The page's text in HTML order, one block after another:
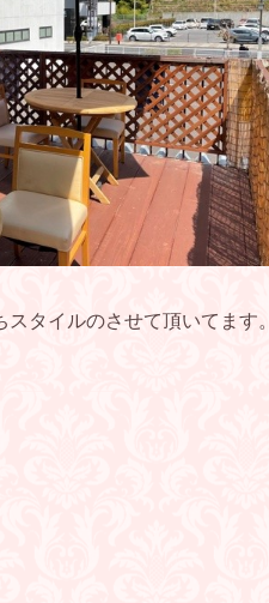
タイルのさせて頂いてます。